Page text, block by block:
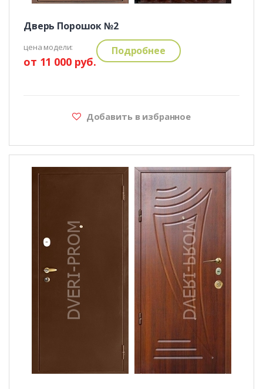
Дверь Порошок №2
цена модели:
от 11 000 руб.
Подробнее
Добавить в избранное